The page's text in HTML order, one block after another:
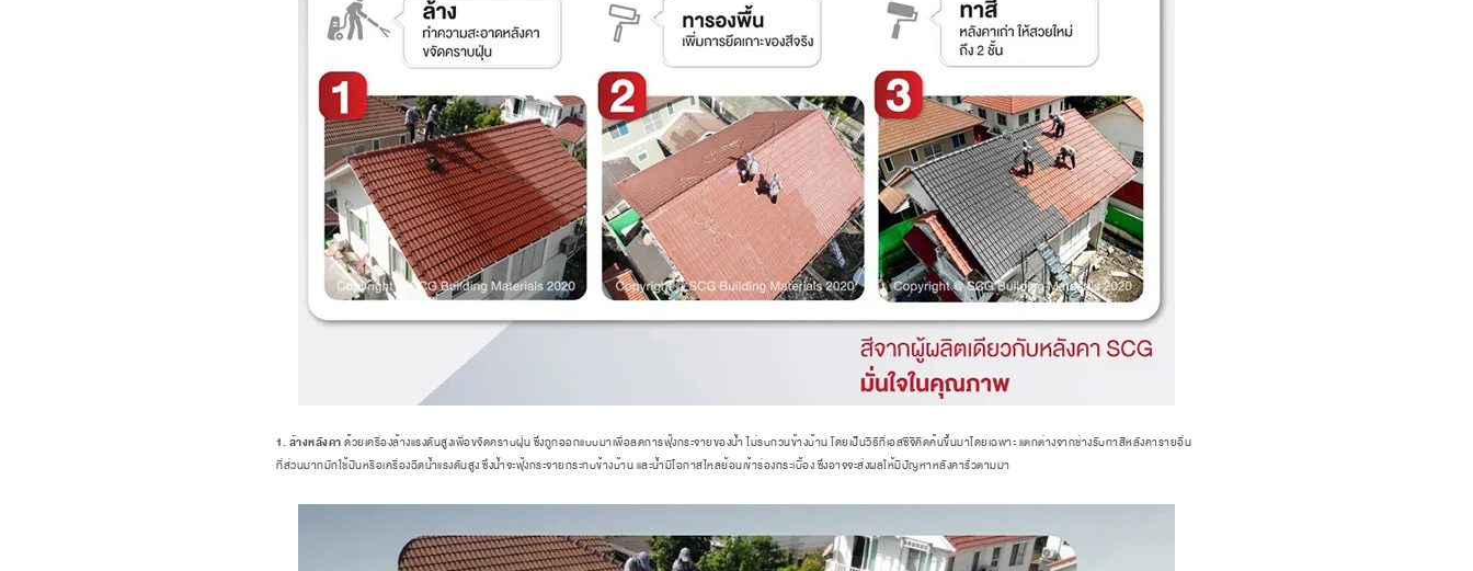
1. ล้างหลังคาด้วยเครื่องล้างแรงดันสูงเพื่อขจัดคราบฝุ่น ซึ่งถูกออกแบบมาเพื่อลดการฟุ้งกระจายของน้ำ ไม่รบกวนข้างบ้าน โดยเป็นวิธีที่เอสซีจีคิดค้นขึ้นมาโดยเฉพาะ แตกต่างจากช่างรับทาสีหลังคารายอื่น
ที่ส่วนมากมักใช้ปืนหรือเครื่องฉีดน้ำแรงดันสูง ซึ่งน้ำจะฟุ้งกระจายกระทบข้างบ้าน และน้ำมีโอกาสไหลย้อนเข้าร่องกระเบื้อง ซึ่งอาจจะส่งผลให้มีปัญหาหลังคารั่วตามมา